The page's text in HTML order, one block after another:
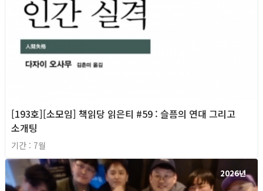
[193호][소모임] 책읽당 읽은티 #59 : 슬픔의 연대 그리고
소개팅
기간 : 7월
2026년